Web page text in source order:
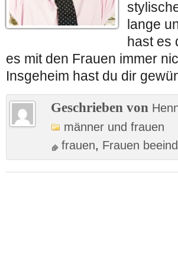
lange
hast es
es mit den Frauen immer
Insgeheim hast du dir
Geschrieben von
männer und frauen
frauen, Frauen